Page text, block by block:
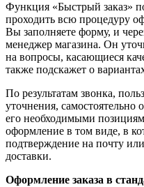
Функция «Быстрый заказ»
проходить всю процедуру
Вы заполняете форму, и
менеджер магазина. Он
на вопросы, касающиеся
также подскажет о
По результатам звонка,
уточнения, самостоятельно
его необходимыми
оформление в том виде, в
подтверждение на почту
доставки.
Оформление заказа в